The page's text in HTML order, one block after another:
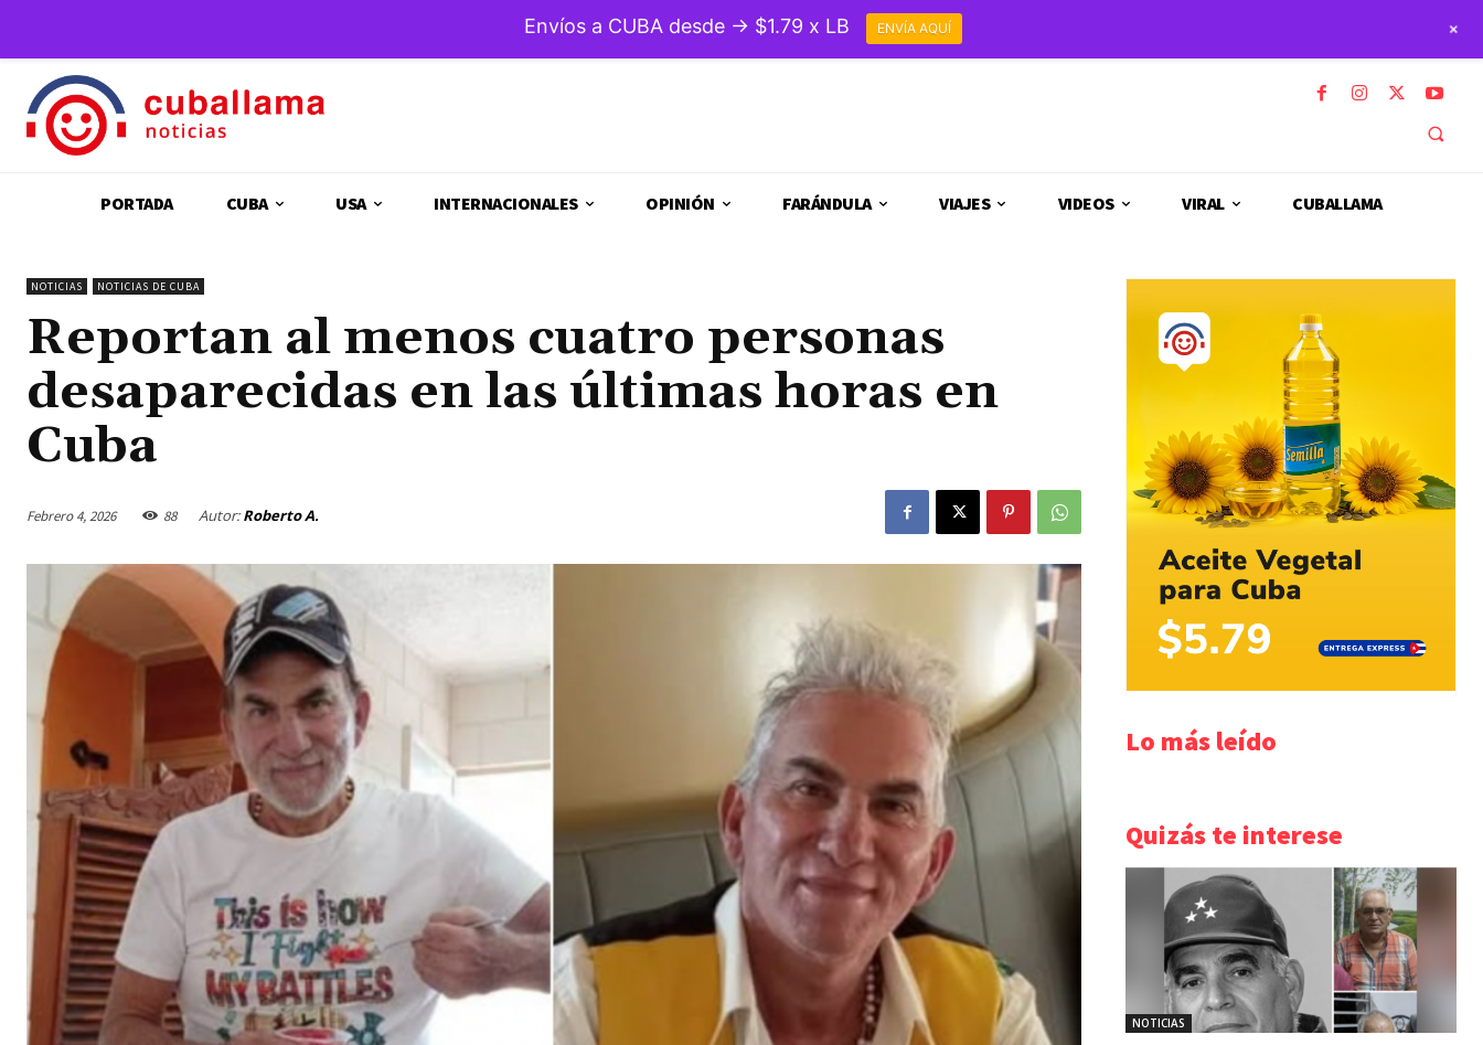
PORTADA CUBA USA INTERNACIONALES OPINIÓN FARÁNDULA VIAJES VIDEOS VIRAL CUBALLAMA
NOTICIAS NOTICIAS DE CUBA
Reportan al menos cuatro personas
desaparecidas en las últimas horas en
Cuba
Febrero 4, 2026 88 Autor: Roberto A.
Lo más leído
Quizás te interese
NOTICIAS
Envíos a CUBA desde → $1.79 x LB ENVÍA AQUÍ +